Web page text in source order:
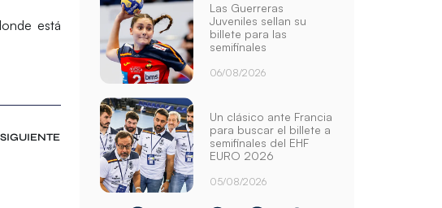
está
SIGUIENTE
Las Guerreras
Juveniles sellan su
billete para las
semifinales
06/08/2026
Un clásico ante Francia
para buscar el billete a
semifinales del EHF
EURO 2026
05/08/2026